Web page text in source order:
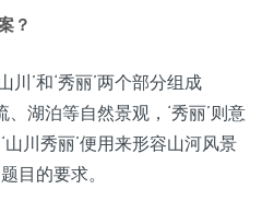
？
川’和‘秀丽’两个部分组成
、湖泊等自然景观，‘秀丽’则意
川秀丽’便用来形容山河风景
目的要求。